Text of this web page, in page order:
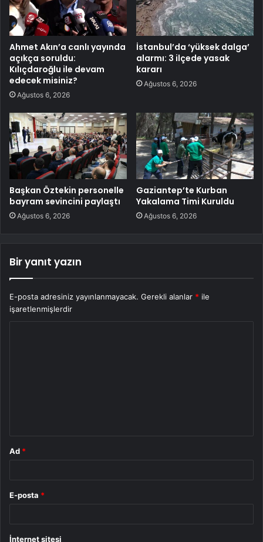
Ahmet Akın’a canlı yayında
açıkça soruldu:
Kılıçdaroğlu ile devam
edecek misiniz?
Ağustos 6, 2026
İstanbul’da ‘yüksek dalga’
alarmı: 3 ilçede yasak
kararı
Ağustos 6, 2026
Başkan Öztekin personelle
bayram sevincini paylaştı
Ağustos 6, 2026
Gaziantep’te Kurban
Yakalama Timi Kuruldu
Ağustos 6, 2026
Bir yanıt yazın
E-posta adresiniz yayınlanmayacak. Gerekli alanlar * ile
işaretlenmişlerdir
Ad *
E-posta *
İnternet sitesi